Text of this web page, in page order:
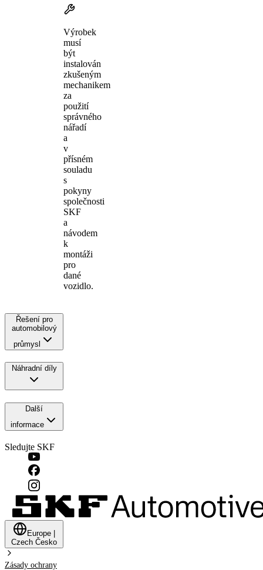
Výrobek
musí
být
instalován
zkušeným
mechanikem
za
použití
správného
nářadí
a
v
přísném
souladu
s
pokyny
společnosti
SKF
a
návodem
k
montáži
pro
dané
vozidlo.
Řešení pro
automobilový
průmysl
Náhradní díly
Další
informace
Sledujte SKF
Europe
Czech Česko
Zásady ochrany